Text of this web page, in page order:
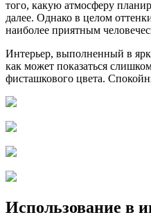
того, какую атмосферу
далее. Однако в целом
наиболее приятным
Интерьер, выполненный в
как может показаться
фисташкового цвета.
Использование в